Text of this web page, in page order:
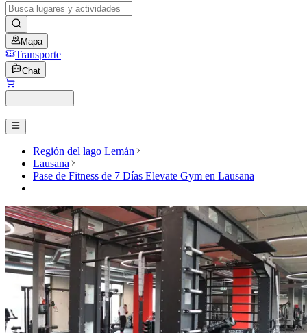
Mapa
Transporte
Chat
Región del lago Lemán
Lausana
Pase de Fitness de 7 Días Elevate Gym en Lausana